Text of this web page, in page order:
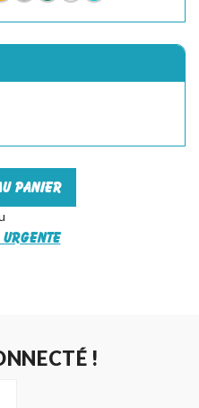
panier
urgente
!